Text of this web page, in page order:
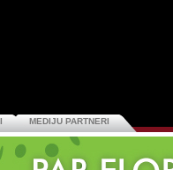
MEDIJU PARTNERI